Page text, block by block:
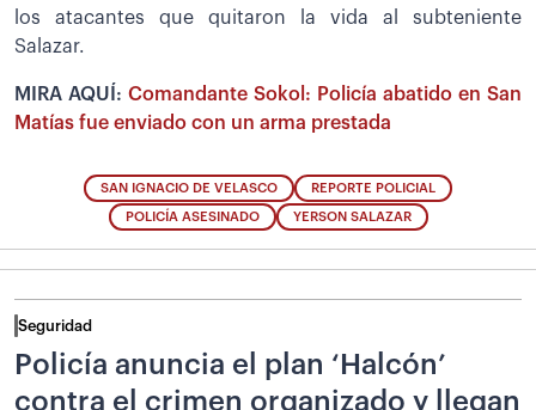
los atacantes que quitaron la vida al subteniente
Salazar.
MIRA AQUÍ: Comandante Sokol: Policía abatido en San
Matías fue enviado con un arma prestada
SAN IGNACIO DE VELASCO REPORTE POLICIAL
POLICÍA ASESINADO YERSON SALAZAR
Seguridad
Policía anuncia el plan ‘Halcón’
contra el crimen organizado y llegan